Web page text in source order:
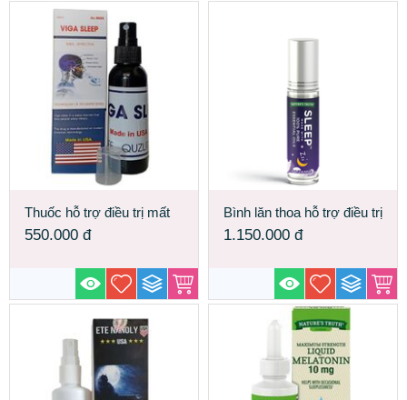
Thuốc hỗ trợ điều trị mất
ngủ Viga Sleep made in
USA
550.000 đ
Bình lăn thoa hỗ trợ điều trị
mất ngủ Sleep Essential
Oil Roll On Made In USA
1.150.000 đ